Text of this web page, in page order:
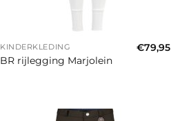
KINDERKLEDING
BR rijlegging Marjolein
€79,95